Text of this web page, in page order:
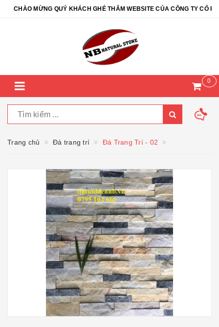
CHÀO MỪNG QUÝ KHÁCH GHÉ THĂM WEBSITE CỦA CÔNG TY CỔ
0
Trang chủ Đá trang trí Đá Trang Trí - 02